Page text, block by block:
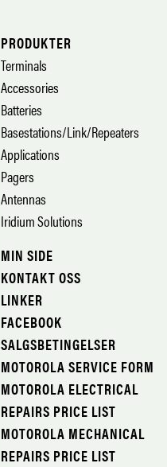
PRODUKTER
Terminals
Accessories
Batteries
Basestations/Link/Repeaters
Applications
Pagers
Antennas
Iridium Solutions
MIN SIDE
KONTAKT OSS
LINKER
FACEBOOK
SALGSBETINGELSER
MOTOROLA SERVICE FORM
MOTOROLA ELECTRICAL
REPAIRS PRICE LIST
MOTOROLA MECHANICAL
REPAIRS PRICE LIST